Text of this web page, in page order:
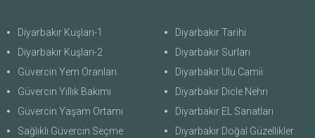
Diyarbakır Kuşları-1
Diyarbakır Kuşları-2
Güvercin Yem Oranları
Güvercin Yıllık Bakımı
Güvercin Yaşam Ortamı
Sağlıklı Güvercin Seçme
Diyarbakır Tarihi
Diyarbakır Surları
Diyarbakır Ulu Camii
Diyarbakır Dicle Nehri
Diyarbakır EL Sanatları
Diyarbakır Doğal Güzellikler